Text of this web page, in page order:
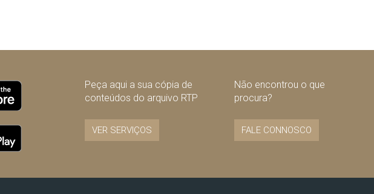
Peça aqui a sua cópia de
conteúdos do arquivo RTP
VER SERVIÇOS
Não encontrou o que
procura?
FALE CONNOSCO